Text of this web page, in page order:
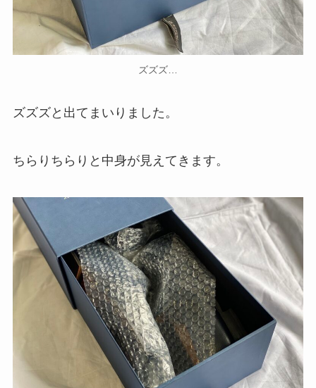
ズズズ…
ズズズと出てまいりました。
ちらりちらりと中身が見えてきます。